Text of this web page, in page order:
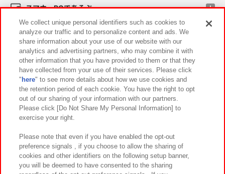
スマホ・PCであそぶ
イベント・キャンペーン
関連会社 サステナビリティ サイトポリシー
プライバシーポリシー ウェブアクセシビリティ方針と検証結果
お取引先さまとともに
カスタマーハラスメント対応方針 よくあるご質問・お問い合わせ
We collect unique personal identifiers such as cookies to
analyze our traffic and to personalize content and ads. We
share information about your use of our website with our
analytics and advertising partners, who may combine it with
other information that you have provided to them or that they
have collected from your use of their services. Please click
" here" to see more details about how we use cookies and
the retention period of each cookie. You have the right to opt
out of our sharing of your information with our partners.
Please click [Do Not Share My Personal Information] to
exercise your right.
Please note that even if you have enabled the opt-out
preference signals , if you choose to allow the sharing of
cookies and other identifiers on the following setup banner,
you will be deemed to have consented to the sharing